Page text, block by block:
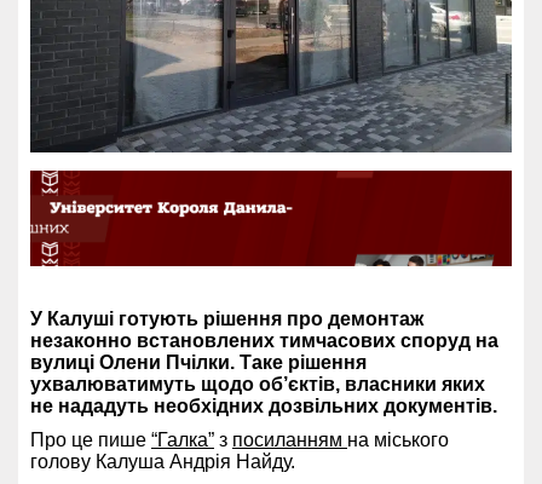
У Калуші готують рішення про демонтаж
незаконно встановлених тимчасових споруд на
вулиці Олени Пчілки. Таке рішення
ухвалюватимуть щодо об’єктів, власники яких
не нададуть необхідних дозвільних документів.
Про це пише “Галка” з посиланням на міського
голову Калуша Андрія Найду.